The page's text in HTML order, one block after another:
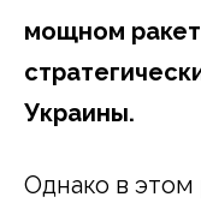
мощном
Украины.
Однако в